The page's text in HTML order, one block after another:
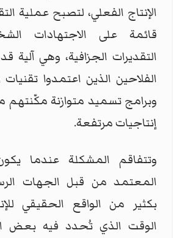
الإنتاج الفعلي، لتصبح عملية
قائمة على الاجتهادات
التقديرات الجزافية، وهي آلية
الفلاحين الذين اعتمدوا
وبرامج تسميد متوازنة
إنتاجيات مرتفعة.
وتتفاقم المشكلة عندما
المعتمد من قبل الجهات
بكثير من الواقع الحقيقي
الوقت الذي تُحدد فيه بعض